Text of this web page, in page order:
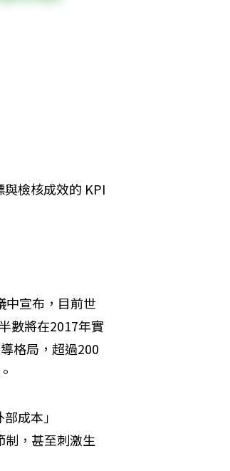
檢核成效的 KPI
中宣布，目前世
數將在2017年實
格局，超過200
成本」
制，甚至刺激生